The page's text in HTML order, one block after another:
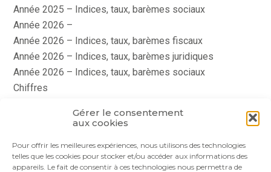
Gérer le consentement
aux cookies
Pour offrir les meilleures expériences, nous utilisons des technologies
telles que les cookies pour stocker et/ou accéder aux informations des
appareils. Le fait de consentir à ces technologies nous permettra de
Année 2025 – Indices, taux, barèmes sociaux
Année 2026 –
Année 2026 – Indices, taux, barèmes fiscaux
Année 2026 – Indices, taux, barèmes juridiques
Année 2026 – Indices, taux, barèmes sociaux
Chiffres
Le coin du dirigeant